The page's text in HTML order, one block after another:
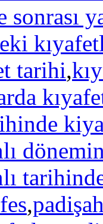
tarihi,
,